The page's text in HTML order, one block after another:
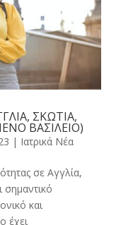
ΣΚΩΤΙΑ,
ΒΑΣΙΛΕΙΟ)
| Ιατρικά Νέα
σε Αγγλία,
σημαντικό
και
έχει